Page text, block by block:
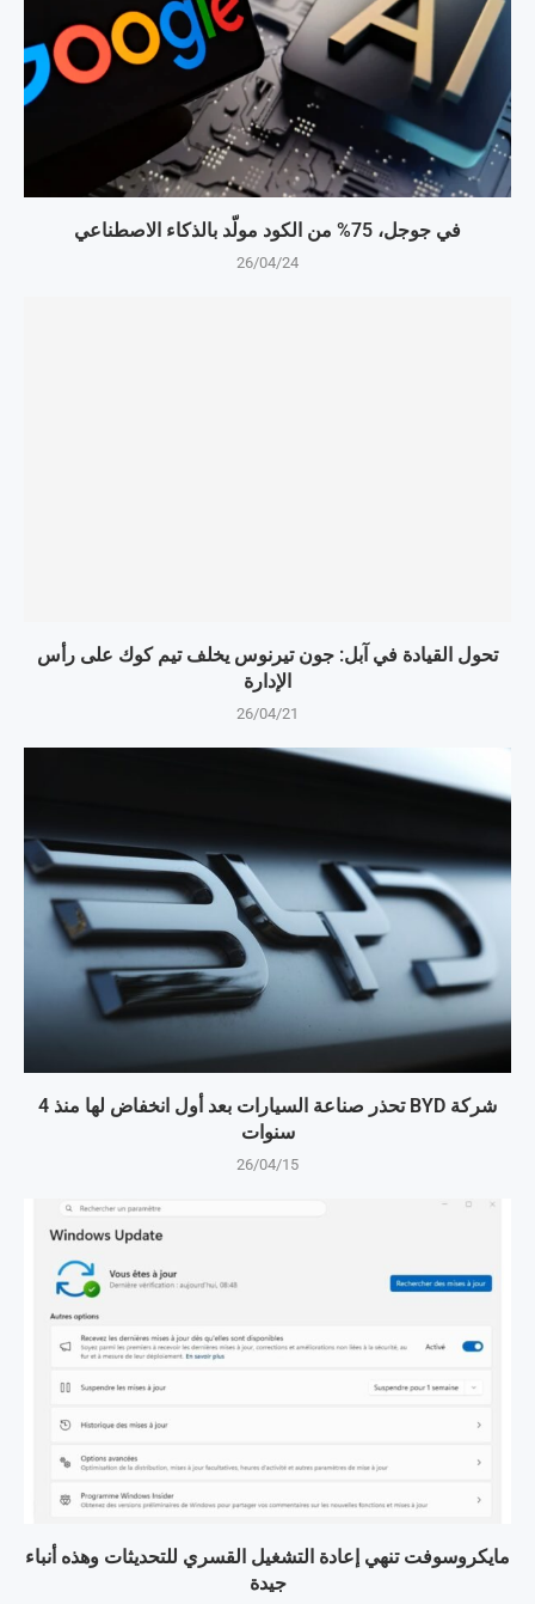
في جوجل، 75% من الكود مولّد بالذكاء الاصطناعي
26/04/24
تحول القيادة في آبل: جون تيرنوس يخلف تيم كوك على رأس
الإدارة
26/04/21
شركة BYD تحذر صناعة السيارات بعد أول انخفاض لها منذ 4
سنوات
26/04/15
مايكروسوفت تنهي إعادة التشغيل القسري للتحديثات وهذه أنباء
جيدة